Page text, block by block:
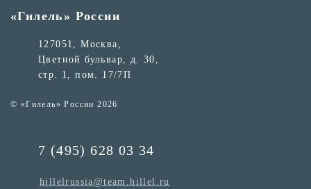
«Гилель» России
127051, Москва,
Цветной бульвар, д. 30,
стр. 1, пом. 17/7П
© «Гилель» России 2026
7 (495) 628 03 34
hillelrussia@team.hillel.ru